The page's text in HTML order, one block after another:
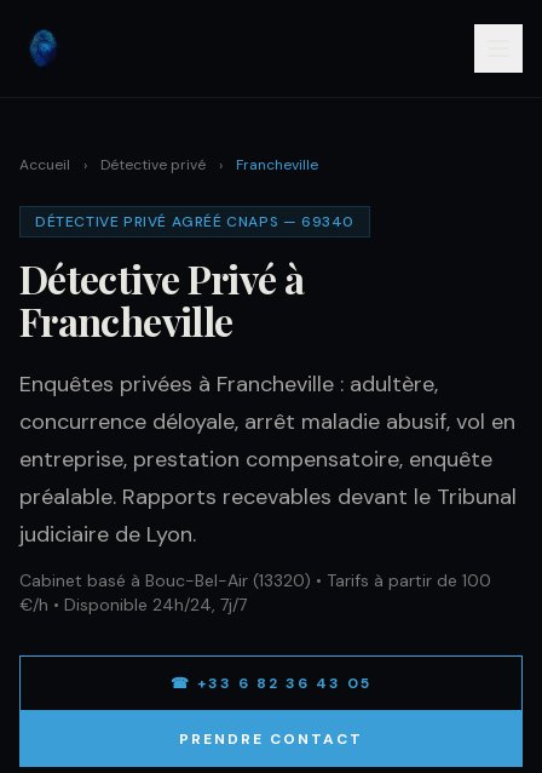
Accueil › Détective privé › Francheville
DÉTECTIVE PRIVÉ AGRÉÉ CNAPS — 69340
Détective Privé à
Francheville
Enquêtes privées à Francheville : adultère,
concurrence déloyale, arrêt maladie abusif, vol en
entreprise, prestation compensatoire, enquête
préalable. Rapports recevables devant le Tribunal
judiciaire de Lyon.
Cabinet basé à Bouc-Bel-Air (13320) • Tarifs à partir de 100
€/h • Disponible 24h/24, 7j/7
☎ +33 6 82 36 43 05
PRENDRE CONTACT